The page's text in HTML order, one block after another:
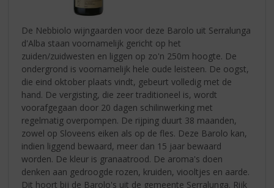
De Nebbiolo wijngaarden voor deze Barolo uit Serralunga
d'Alba staan voornamelijk gericht op het
zuiden/zuidwesten en liggen op zo'n 250m hoogte. De
ondergrond is voornamelijk hele oude leisteen. De oogst,
die eind oktober plaats vindt, gebeurt volledig met de
hand. De vergisting, die zeer traditioneel is, wordt
voorafgegaan door 20 dagen schilinwerking met
regelmatig overpompen. De rijping duurt 38 maanden,
zowel op Sloveens eiken als op de fles. Deze Barolo kan,
indien liggend bewaard, meer dan 15 jaar bewaard
worden. De kleur is granaatrood. De aroma's doen
denken aan gedroogde rozen, kruiden, viooltjes en aarde.
Dit hoort bij de Barolo's uit de gemeente Serralunga. Rijk